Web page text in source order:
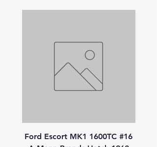
Ford Escort MK1 1600TC #16